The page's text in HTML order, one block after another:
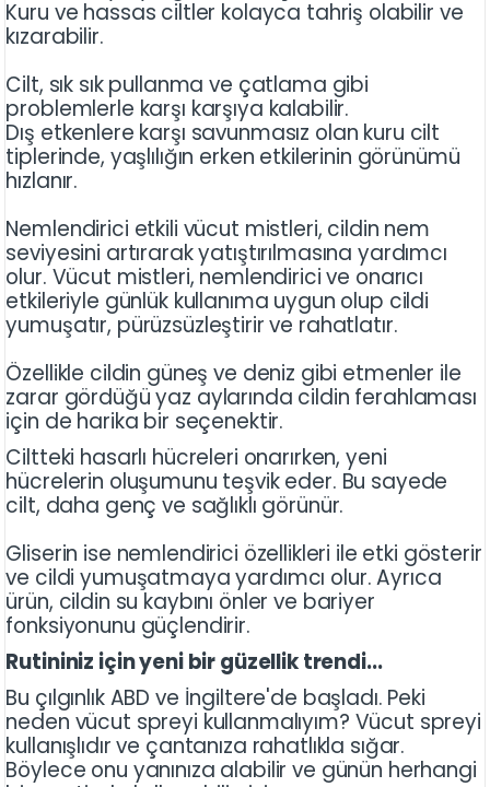
Kuru ve hassas ciltler kolayca tahriş olabilir ve
kızarabilir.
Cilt, sık sık pullanma ve çatlama gibi
problemlerle karşı karşıya kalabilir.
Dış etkenlere karşı savunmasız olan kuru cilt
tiplerinde, yaşlılığın erken etkilerinin görünümü
hızlanır.
Nemlendirici etkili vücut mistleri, cildin nem
seviyesini artırarak yatıştırılmasına yardımcı
olur. Vücut mistleri, nemlendirici ve onarıcı
etkileriyle günlük kullanıma uygun olup cildi
yumuşatır, pürüzsüzleştirir ve rahatlatır.
Özellikle cildin güneş ve deniz gibi etmenler ile
zarar gördüğü yaz aylarında cildin ferahlaması
için de harika bir seçenektir.
Ciltteki hasarlı hücreleri onarırken, yeni
hücrelerin oluşumunu teşvik eder. Bu sayede
cilt, daha genç ve sağlıklı görünür.
Gliserin ise nemlendirici özellikleri ile etki gösterir
ve cildi yumuşatmaya yardımcı olur. Ayrıca
ürün, cildin su kaybını önler ve bariyer
fonksiyonunu güçlendirir.
Rutininiz için yeni bir güzellik trendi...
Bu çılgınlık ABD ve İngiltere'de başladı. Peki
neden vücut spreyi kullanmalıyım? Vücut spreyi
kullanışlıdır ve çantanıza rahatlıkla sığar.
Böylece onu yanınıza alabilir ve günün herhangi